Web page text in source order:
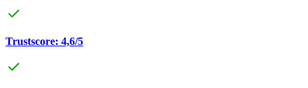
Trustscore: 4,6/5